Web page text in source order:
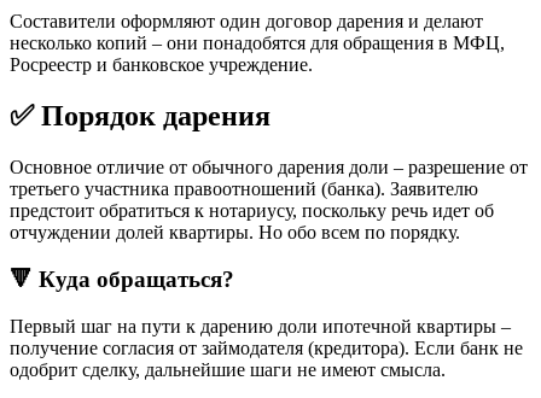
Составители оформляют один договор дарения и делают
несколько копий – они понадобятся для обращения в МФЦ,
Росреестр и банковское учреждение.
✅ Порядок дарения
Основное отличие от обычного дарения доли – разрешение от
третьего участника правоотношений (банка). Заявителю
предстоит обратиться к нотариусу, поскольку речь идет об
отчуждении долей квартиры. Но обо всем по порядку.
🔻 Куда обращаться?
Первый шаг на пути к дарению доли ипотечной квартиры –
получение согласия от займодателя (кредитора). Если банк не
одобрит сделку, дальнейшие шаги не имеют смысла.